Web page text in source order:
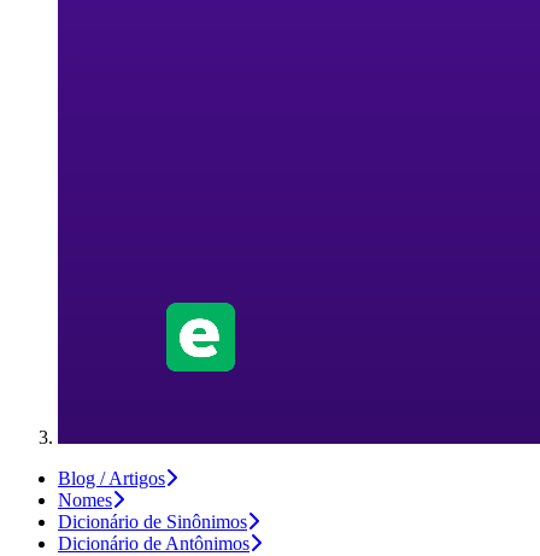
Blog / Artigos
Nomes
Dicionário de Sinônimos
Dicionário de Antônimos